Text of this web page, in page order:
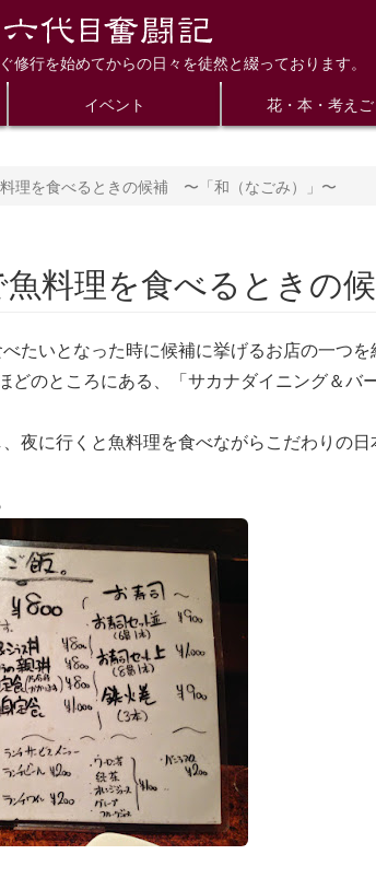
修行を始めてからの日々を徒然と綴っております。
イベント 花・本・考えご
理を食べるときの候補 〜「和（なごみ）」〜
魚料理を食べるときの
たいとなった時に候補に挙げるお店の一つを
どのところにある、「サカナダイニング＆バー
夜に行くと魚料理を食べながらこだわりの日